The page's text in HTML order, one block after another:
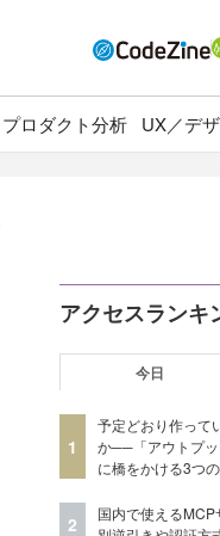
プロダクト分析 UX／デ
アクセスランキ
今日
1
予定どおり作って
か──「アウトプッ
に橋をかける3つ
2
国内で使える